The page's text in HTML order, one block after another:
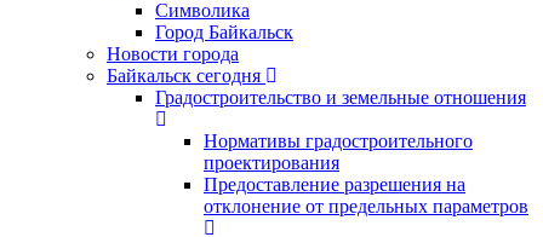
Символика
Город Байкальск
Новости города
Байкальск сегодня
Градостроительство и земельные отношения
Нормативы градостроительного
проектирования
Предоставление разрешения на
отклонение от предельных параметров